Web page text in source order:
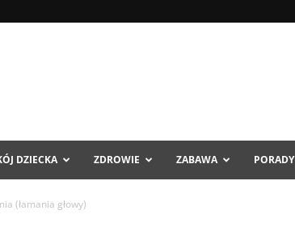
DZIECKA ZDROWIE ZABAWA PORADY
(łamania głowy)